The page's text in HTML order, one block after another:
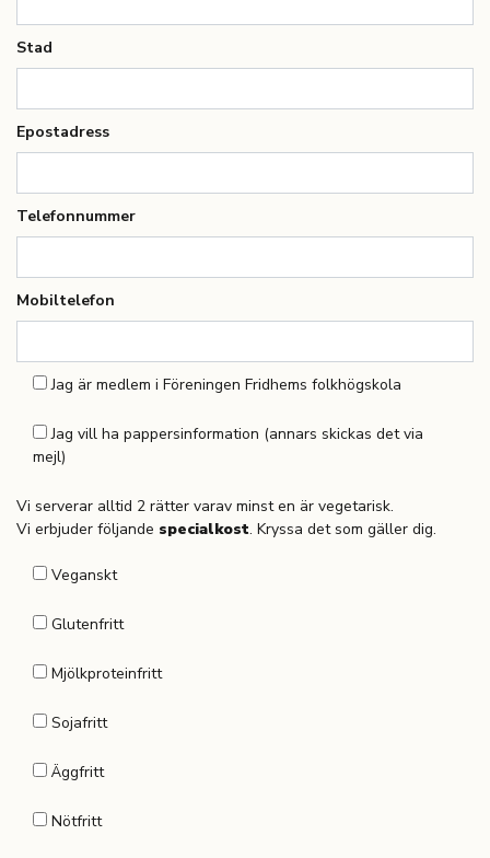
Stad
Epostadress
Telefonnummer
Mobiltelefon
Jag är medlem i Föreningen Fridhems folkhögskola
Jag vill ha pappersinformation (annars skickas det via
mejl)
Vi serverar alltid 2 rätter varav minst en är vegetarisk.
Vi erbjuder följande specialkost. Kryssa det som gäller dig.
Veganskt
Glutenfritt
Mjölkproteinfritt
Sojafritt
Äggfritt
Nötfritt